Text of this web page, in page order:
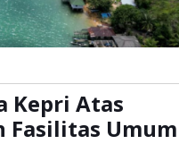
Kepri Atas
Fasilitas Umum